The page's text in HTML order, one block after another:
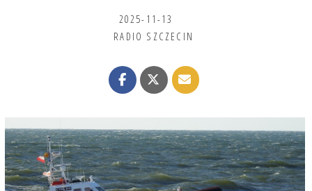
2025-11-13
RADIO SZCZECIN